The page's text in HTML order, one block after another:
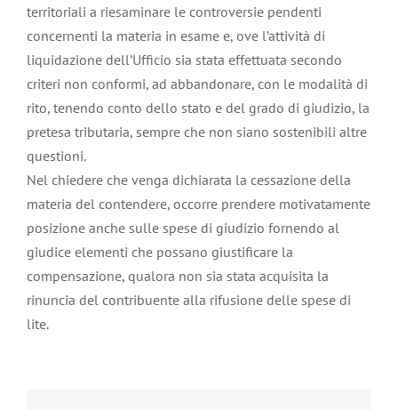
territoriali a riesaminare le controversie pendenti
concernenti la materia in esame e, ove l’attività di
liquidazione dell’Ufficio sia stata effettuata secondo
criteri non conformi, ad abbandonare, con le modalità di
rito, tenendo conto dello stato e del grado di giudizio, la
pretesa tributaria, sempre che non siano sostenibili altre
questioni.
Nel chiedere che venga dichiarata la cessazione della
materia del contendere, occorre prendere motivatamente
posizione anche sulle spese di giudizio fornendo al
giudice elementi che possano giustificare la
compensazione, qualora non sia stata acquisita la
rinuncia del contribuente alla rifusione delle spese di
lite.